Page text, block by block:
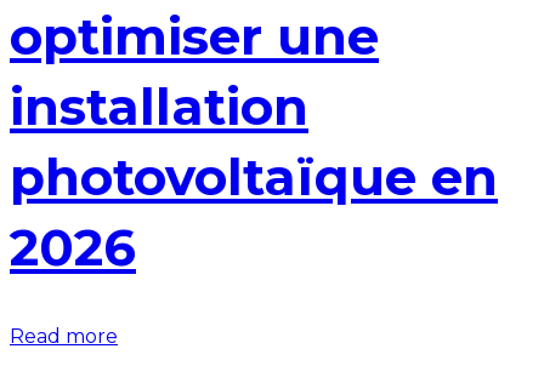
optimiser une
installation
photovoltaïque en
2026
Read more